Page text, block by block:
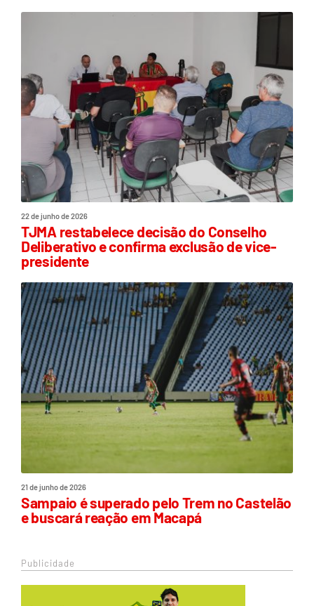
22 de junho de 2026
TJMA restabelece decisão do Conselho
Deliberativo e confirma exclusão de vice-
presidente
21 de junho de 2026
Sampaio é superado pelo Trem no Castelão
e buscará reação em Macapá
Publicidade